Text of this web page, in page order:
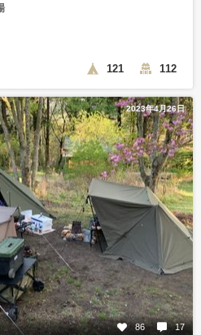
121 112
2023年4月26日
86 17